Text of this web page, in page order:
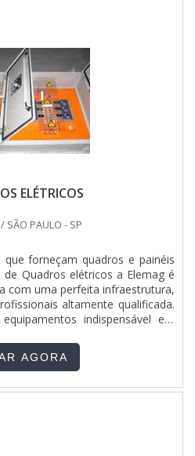
ELÉTRICOS
/ SÃO PAULO - SP
forneçam quadros e painéis
Quadros elétricos a Elemag é
com uma perfeita infraestrutura,
altamente qualificada.
indispensável em
quadro ou painel elétrico: O
é utilizado para co....
AGORA